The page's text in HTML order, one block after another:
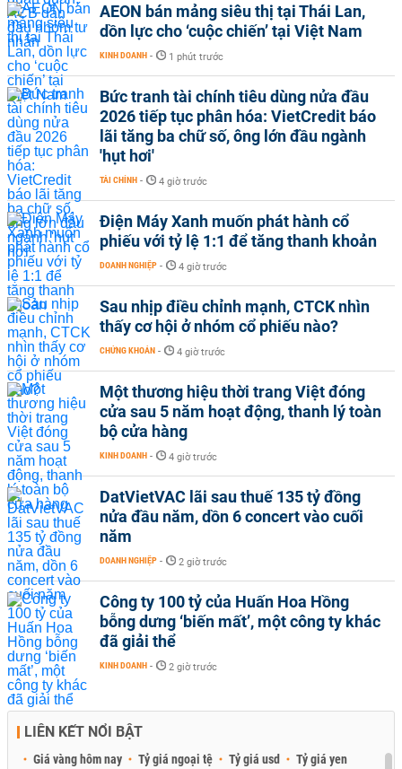
AEON bán mảng siêu thị tại Thái Lan,
dồn lực cho ‘cuộc chiến’ tại Việt Nam
KINH DOANH - 1 phút trước
Bức tranh tài chính tiêu dùng nửa đầu
2026 tiếp tục phân hóa: VietCredit báo
lãi tăng ba chữ số, ông lớn đầu ngành
'hụt hơi'
TÀI CHÍNH - 4 giờ trước
Điện Máy Xanh muốn phát hành cổ
phiếu với tỷ lệ 1:1 để tăng thanh khoản
DOANH NGHIỆP - 4 giờ trước
Sau nhịp điều chỉnh mạnh, CTCK nhìn
thấy cơ hội ở nhóm cổ phiếu nào?
CHỨNG KHOÁN - 4 giờ trước
Một thương hiệu thời trang Việt đóng
cửa sau 5 năm hoạt động, thanh lý toàn
bộ cửa hàng
KINH DOANH - 4 giờ trước
DatVietVAC lãi sau thuế 135 tỷ đồng
nửa đầu năm, dồn 6 concert vào cuối
năm
DOANH NGHIỆP - 2 giờ trước
Công ty 100 tỷ của Huấn Hoa Hồng
bỗng dưng ‘biến mất’, một công ty khác
đã giải thể
KINH DOANH - 2 giờ trước
LIÊN KẾT NỔI BẬT
Giá vàng hôm nay Tỷ giá ngoại tệ Tỷ giá usd Tỷ giá yen